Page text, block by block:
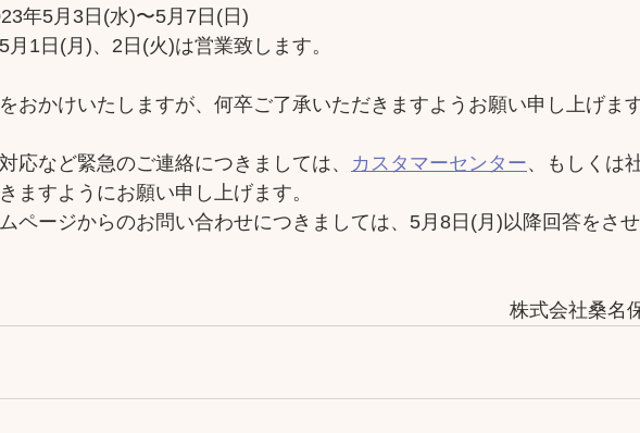
年5月3日(水)〜5月7日(日)
1日(月)、2日(火)は営業致します。
おかけいたしますが、何卒ご了承いただきますようお願い申し上げます
応など緊急のご連絡につきましては、 カスタマーセンター、もしくは
ますようにお願い申し上げます。
ページからのお問い合わせにつきましては、5月8日(月)以降回答をさ
株式会社桑名